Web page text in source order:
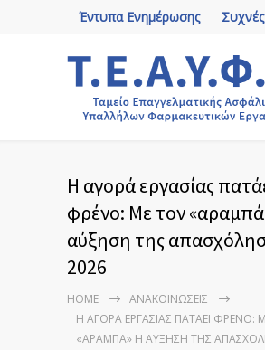
Έντυπα Ενημέρωσης
Η αγορά εργασίας
φρένο: Με τον
αύξηση της
2026
HOME
ΑΝΑΚΟΙΝΏΣΕΙΣ
Η ΑΓΟΡΆ ΕΡΓΑΣΊΑΣ ΠΑΤΆΕΙ ΦΡΈΝΟ:
«ΑΡΑΜΠΆ» Η ΑΎΞΗΣΗ ΤΗΣ